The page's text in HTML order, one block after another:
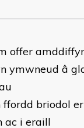
offer
ymwneud â
briodol
ac i eraill